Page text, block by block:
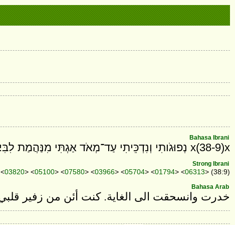
Bahasa Ibrani
x(38-9)x נְפוּגֹותִי וְנִדְכֵּיתִי עַד־מְאֹד אַגְתִּי מִנַּהֲמַת לִבִּי׃
Strong Ibrani
<03820> <05100> <07580> <03966> <05704> <01794> <06313> (38:9)
Bahasa Arab